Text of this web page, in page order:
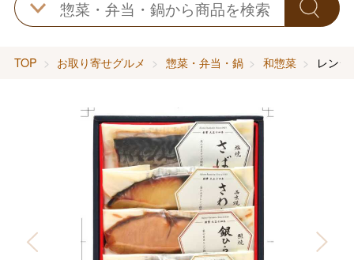
TOP お取り寄せグルメ 惣菜・弁当・鍋 和惣菜 レン